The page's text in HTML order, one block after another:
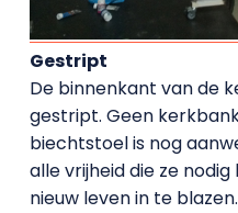
Gestript
De binnenkant van de
gestript. Geen
biechtstoel is nog
alle vrijheid die ze
nieuw leven in te blazen.